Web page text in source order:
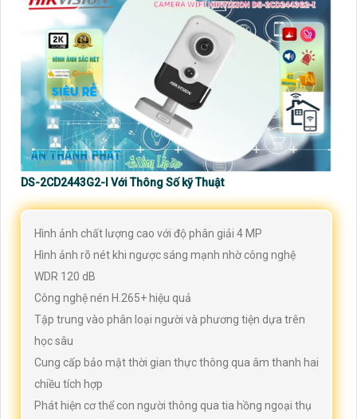
DS-2CD2443G2-I Với Thông Số kỹ Thuật
Hình ảnh chất lượng cao với độ phân giải 4 MP
Hình ảnh rõ nét khi ngược sáng mạnh nhờ công nghệ
WDR 120 dB
Công nghệ nén H.265+ hiệu quả
Tập trung vào phân loại người và phương tiện dựa trên
học sâu
Cung cấp bảo mật thời gian thực thông qua âm thanh hai
chiều tích hợp
Phát hiện cơ thể con người thông qua tia hồng ngoại thụ